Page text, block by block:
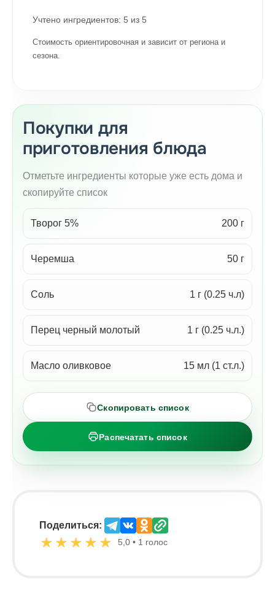
Учтено ингредиентов: 5 из 5
Стоимость ориентировочная и зависит от региона и
сезона.
Покупки для
приготовления блюда
Отметьте ингредиенты которые уже есть дома и
скопируйте список
Творог 5% 200 г
Черемша 50 г
Соль 1 г (0.25 ч.л)
Перец черный молотый 1 г (0.25 ч.л.)
Масло оливковое 15 мл (1 ст.л.)
Скопировать список
Распечатать список
Поделиться:
★ ★ ★ ★ ★ 5,0 • 1 голос